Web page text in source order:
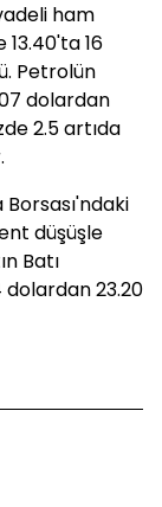
ham
16
Petrolün
dolardan
2.5 artıda
düşüşle
Batı
dolardan 23.20